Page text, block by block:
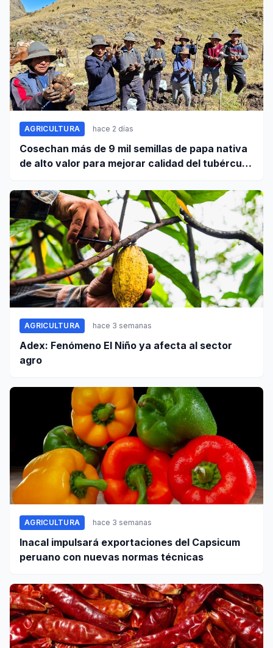
AGRICULTURA hace 2 días
Cosechan más de 9 mil semillas de papa nativa
de alto valor para mejorar calidad del tubérculo
AGRICULTURA hace 3 semanas
Adex: Fenómeno El Niño ya afecta al sector
agro
AGRICULTURA hace 3 semanas
Inacal impulsará exportaciones del Capsicum
peruano con nuevas normas técnicas